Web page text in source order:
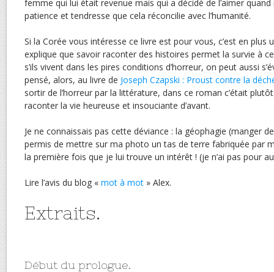
femme qui lui était revenue mais qui a décidé de l’aimer
patience et tendresse que cela réconcilie avec l’humanité.
Si la Corée vous intéresse ce livre est pour vous, c’est en plus
explique que savoir raconter des histoires permet la survie à
s’ils vivent dans les pires conditions d’horreur, on peut aussi
pensé, alors, au livre de Joseph Czapski : Proust contre la
sortir de l’horreur par la littérature, dans ce roman c’était
raconter la vie heureuse et insouciante d’avant.
Je ne connaissais pas cette déviance : la géophagie (manger
permis de mettre sur ma photo un tas de terre fabriquée par
la première fois que je lui trouve un intérêt ! (je n’ai pas pour
Lire l’avis du blog « mot à mot » Alex.
Extraits.
Début du prologue.